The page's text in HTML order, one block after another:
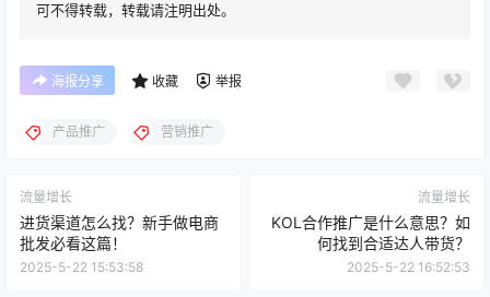
可不得转载，转载请注明出处。
海报分享 收藏 举报
产品推广 营销推广
流量增长
进货渠道怎么找？新手做电商
批发必看这篇！
2025-5-22 15:53:58
流量增长
KOL合作推广是什么意思？如
何找到合适达人带货？
2025-5-22 16:52:53